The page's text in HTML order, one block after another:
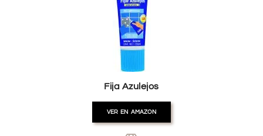
Fija Azulejos
VER EN AMAZON